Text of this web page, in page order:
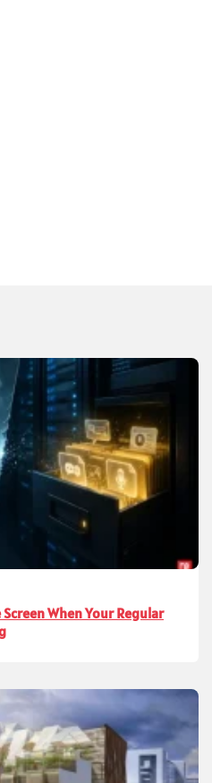
When Your Regular